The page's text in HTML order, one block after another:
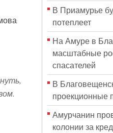
В Приамурье
потеплеет
На Амуре в
масштабные
спасателей
В
проекционные
Амурчанин
колонии за